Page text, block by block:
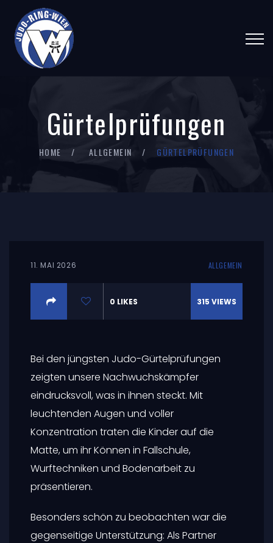
Gürtelprüfungen
HOME ALLGEMEIN GÜRTELPRÜFUNGEN
11. MAI 2026 ALLGEMEIN
0 LIKES 315 VIEWS
Bei den jüngsten Judo-Gürtelprüfungen
zeigten unsere Nachwuchskämpfer
eindrucksvoll, was in ihnen steckt. Mit
leuchtenden Augen und voller
Konzentration traten die Kinder auf die
Matte, um ihr Können in Fallschule,
Wurftechniken und Bodenarbeit zu
präsentieren.
Besonders schön zu beobachten war die
gegenseitige Unterstützung: Als Partner